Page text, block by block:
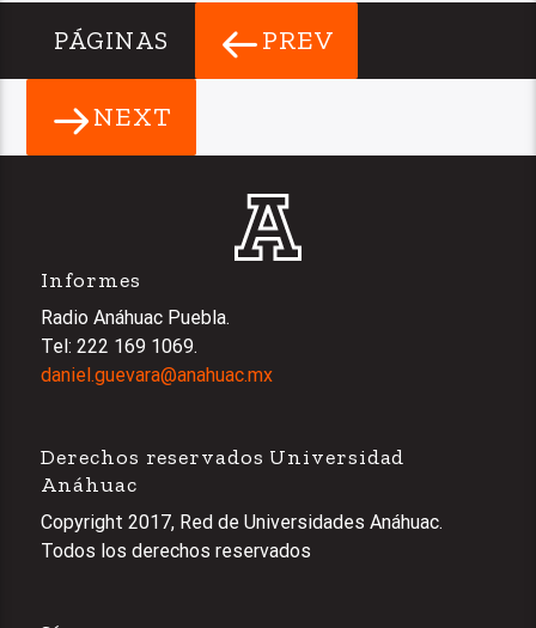
PÁGINAS PREV
NEXT
Informes
Radio Anáhuac Puebla.
Tel: 222 169 1069.
daniel.guevara@anahuac.mx
Derechos reservados Universidad
Anáhuac
Copyright 2017, Red de Universidades Anáhuac.
Todos los derechos reservados